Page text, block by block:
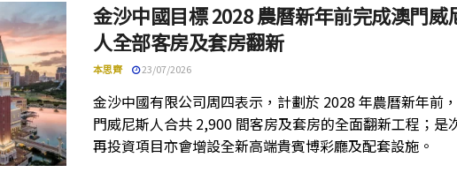
金沙中國目標 2028 農曆新年前完成澳門威
人全部客房及套房翻新
本思齊 23/07/2026
金沙中國有限公司周四表示，計劃於 2028 年農曆新年前
門威尼斯人合共 2,900 間客房及套房的全面翻新工程；是
再投資項目亦會增設全新高端貴賓博彩廳及配套設施。